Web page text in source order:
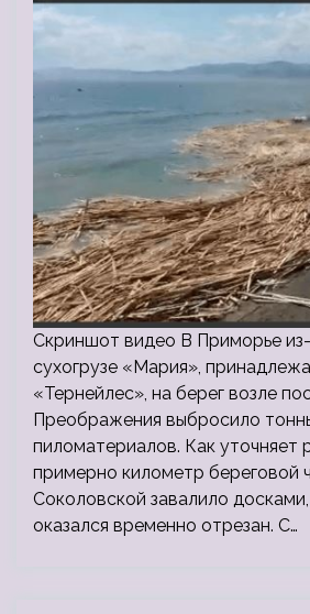
Скриншот видео В Приморье
сухогрузе «Мария»,
«Тернейлес», на берег возле
Преображения выбросило
пиломатериалов. Как уточняет
примерно километр береговой
Соколовской завалило
оказался временно отрезан. С…